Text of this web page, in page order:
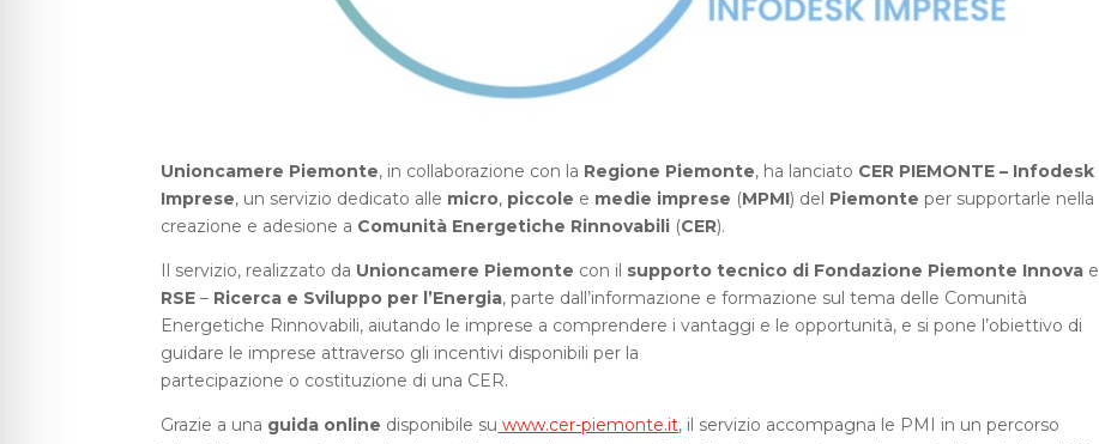
Unioncamere Piemonte, in collaborazione con la Regione Piemonte, ha lanciato CER PIEMONTE – Infodesk
Imprese, un servizio dedicato alle micro, piccole e medie imprese (MPMI) del Piemonte per supportarle nella
creazione e adesione a Comunità Energetiche Rinnovabili (CER).
Il servizio, realizzato da Unioncamere Piemonte con il supporto tecnico di Fondazione Piemonte Innova e
RSE – Ricerca e Sviluppo per l’Energia, parte dall’informazione e formazione sul tema delle Comunità
Energetiche Rinnovabili, aiutando le imprese a comprendere i vantaggi e le opportunità, e si pone l’obiettivo di
guidare le imprese attraverso gli incentivi disponibili per la
partecipazione o costituzione di una CER.
Grazie a una guida online disponibile su www.cer-piemonte.it, il servizio accompagna le PMI in un percorso